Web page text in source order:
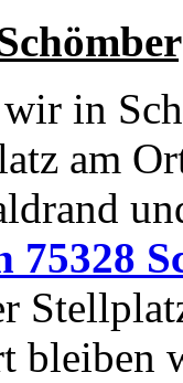
in
am
75328
bleiben